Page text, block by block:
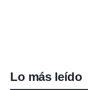
Lo más leído